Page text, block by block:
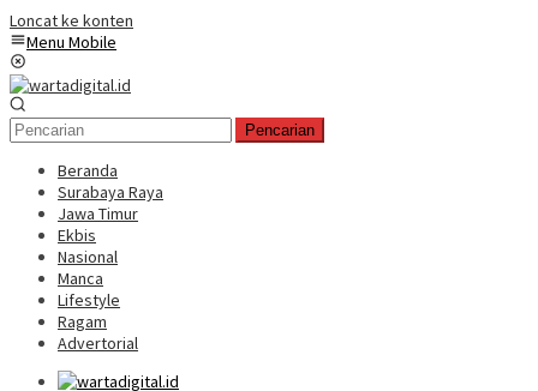
Loncat ke konten
Menu Mobile
Pencarian
Beranda
Surabaya Raya
Jawa Timur
Ekbis
Nasional
Manca
Lifestyle
Ragam
Advertorial